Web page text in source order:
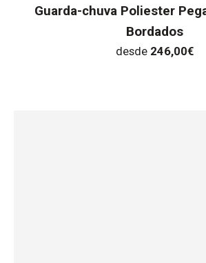
Guarda-chuva Poliester
Bordados
desde 246,00€